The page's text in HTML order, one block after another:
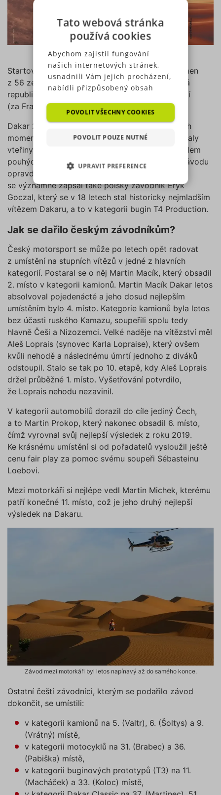
Mapa trasy Rallye Dakar 2023 | Zdroj: dakar.com
Startovní listina čítala celkem 437 vozů a 818 jmen
z 56 zemí. S 39 přihlášenými účastníky se Česká
republika stala 5. nejpočetněji zastoupenou zemí
(za Francií, Španělskem, Nizozemskem a Itálií).
Dakar 2023 přinesl spoustu úžasných i smutných
momentů. V kategorii motocyklů v cíli rozhodovaly
vteřiny – první dva jezdci dorazili do cíle s rozdílem
pouhých 43 sekund, což je po čtrnáctidenním závodu
opravdu těsný výsledek. Do letošního ročníku
se významně zapsal také polský závodník Eryk
Goczal, který se v 18 letech stal historicky nejmladším
vítězem Dakaru, a to v kategorii bugin T4 Production.
Jak se dařilo českým závodníkům?
Český motorsport se může po letech opět radovat
z umístění na stupních vítězů v jedné z hlavních
kategorií. Postaral se o něj Martin Macík, který obsadil
2. místo v kategorii kamionů. Martin Macík Dakar letos
absolvoval pojedenácté a jeho dosud nejlepším
umístěním bylo 4. místo. Kategorie kamionů byla letos
bez účasti ruského Kamazu, soupeřili spolu tedy
hlavně Češi a Nizozemci. Velké naděje na vítězství měl
Aleš Loprais (synovec Karla Lopraise), který ovšem
kvůli nehodě a následnému úmrtí jednoho z diváků
odstoupil. Stalo se tak po 10. etapě, kdy Aleš Loprais
držel průběžné 1. místo. Vyšetřování potvrdilo,
že Loprais nehodu nezavinil.
V kategorii automobilů dorazil do cíle jediný Čech,
a to Martin Prokop, který nakonec obsadil 6. místo,
čímž vyrovnal svůj nejlepší výsledek z roku 2019.
Ke krásnému umístění si od pořadatelů vysloužil ještě
cenu fair play za pomoc svému soupeři Sébasteinu
Loebovi.
Mezi motorkáři si nejlépe vedl Martin Michek, kterému
patří konečné 11. místo, což je jeho druhý nejlepší
výsledek na Dakaru.
Závod mezi motorkáři byl letos napínavý až do samého konce.
Ostatní čeští závodníci, kterým se podařilo závod
dokončit, se umístili:
v kategorii kamionů na 5. (Valtr), 6. (Šoltys) a 9.
(Vrátný) místě,
v kategorii motocyklů na 31. (Brabec) a 36.
(Pabiška) místě,
v kategorii buginových prototypů (T3) na 11.
(Macháček) a 33. (Koloc) místě,
Tato webová stránka
používá cookies
Abychom zajistil fungování
našich internetových stránek,
usnadnili Vám jejich procházení,
nabídli přizpůsobený obsah
analyzovat návštěvnost,
využíváme soubory cookies,
které sdílíme se svými partnery
(výkonové soubory, soubory
nezařazené soubory) můžeme
využívat pouze s Vaším
předchozím souhlasem, který
můžete udělit zaškrtnutím
políčka u příslušného druhu
cookies pod tlačítkem „Upravit
preference“. Souhlas s použitím
všech těchto typů cookies
můžete udělit také jednoduše
jedním kliknutím na tlačítko
„Povolit všechny cookies“. Pokud
si nepřejete udělit souhlas s
používáním žádného z
volitelných typů cookies, klikněte
na tlačítko „Povolit pouze nutné
cookies“, a my budeme využívat
pouze tzv. nutné nebo funkční
cookies, jejichž použití je
nezbytné pro chod této webové
stránky. Nastavení cookies
můžete kdykoliv upravit na
podstránce "Změnit nastavení
Cookies" v zápatí našich
internetových stránek. Další
informace naleznete v našich
údajů
a
Zásadách používání
souborů cookie .“
POVOLIT VŠECHNY COOKIES
POVOLIT POUZE NUTNÉ
UPRAVIT PREFERENCE
NEZBYTNĚ NUTNÉ SOUBORY
VÝKONOVÉ SOUBORY
SOUBORY CÍLENÍ
FUNKČNÍ SOUBORY
NEZAŘAZENÉ SOUBORY
Nezbytně nutné soubory
Výkonové soubory
Soubory cílení
Funkční soubory
Nezařazené soubory
Nezbytně nutné soubory cookies
zprostředkovávají základní funkčnost stránky,
web bez nich nemůže fungovat. Tyto cookies
můžeme využívat i bez Vašeho souhlasu.
Název
Poskytovatel /
Doména
Vyprší
affiliate
.povinne-
ruceni.com
1 den
o relaci
testing
.povinne-
ruceni.com
1 den
o relaci
utm_source
.povinne-
ruceni.com
1 den
Tento
cookie
CookieScriptConsent
Zásadách ochrany osobních